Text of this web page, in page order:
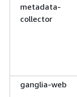
metadata-
collector
ganglia-web